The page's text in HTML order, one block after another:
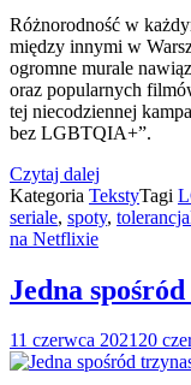
Różnorodność w
między innymi w
ogromne murale
oraz popularnych
tej niecodziennej
bez LGBTQIA+”.
Czytaj dalej
Kategoria TekstyTagi
seriale, spoty, tolerancja
na Netflixie
Jedna
11 czerwca 202120